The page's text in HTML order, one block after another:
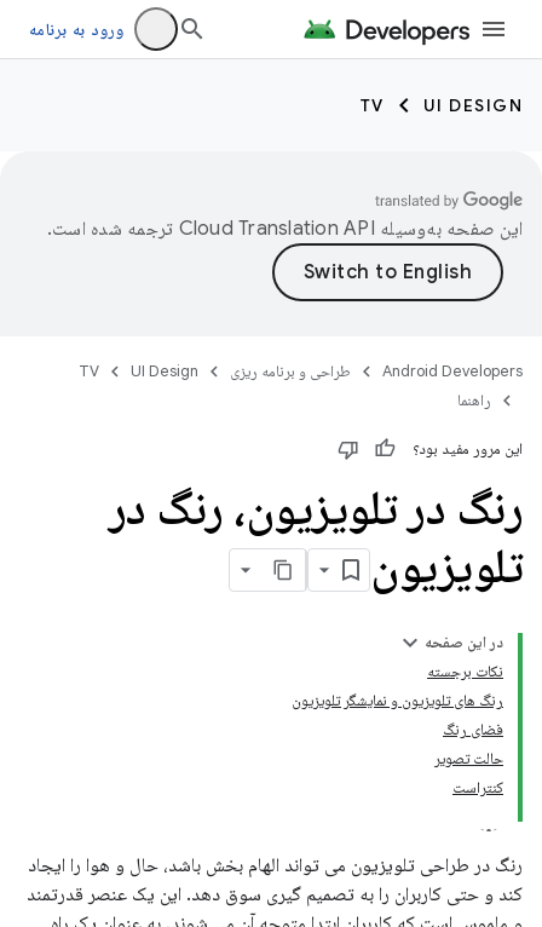
ورود به برنامه
UI DESIGN
TV
این صفحه به‌وسیله ترجمه شده است.
Android Developers طراحی و برنامه ریزی UI Design
TV
راهنما
این مرور مفید بود؟
رنگ در تلویزیون، رنگ در
تلویزیون
در این صفحه
نکات برجسته
رنگ های تلویزیون و نمایشگر تلویزیون
فضای رنگ
حالت تصویر
کنتراست
رنگ در طراحی تلویزیون می تواند الهام بخش باشد، حال و هوا را ایجاد
کند و حتی کاربران را به تصمیم گیری سوق دهد. این یک عنصر قدرتمند